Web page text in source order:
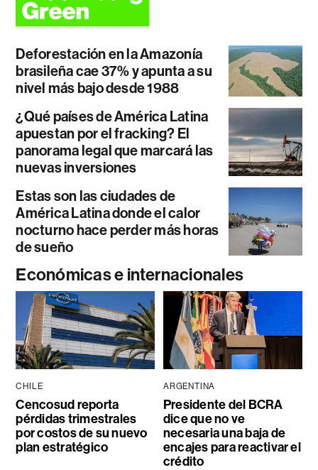
Deforestación en la Amazonía
brasileña cae 37% y apunta a su
nivel más bajo desde 1988
¿Qué países de América Latina
apuestan por el fracking? El
panorama legal que marcará las
nuevas inversiones
Estas son las ciudades de
América Latina donde el calor
nocturno hace perder más horas
de sueño
Económicas e internacionales
CHILE
Cencosud reporta
pérdidas trimestrales
por costos de su nuevo
plan estratégico
ARGENTINA
Presidente del BCRA
dice que no ve
necesaria una baja de
encajes para reactivar el
crédito